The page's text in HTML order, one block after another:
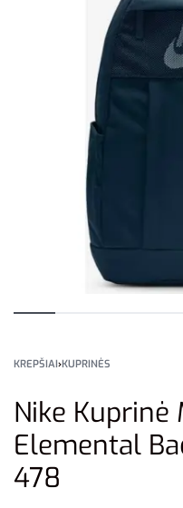
KREPŠIAI›KUPRINĖS
Nike Kuprinė
Elemental
478